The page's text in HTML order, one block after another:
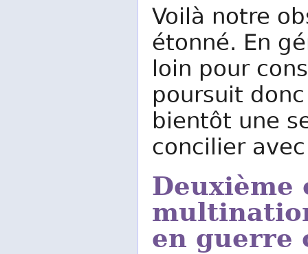
Voilà notre
étonné. En
loin pour
poursuit
bientôt une
concilier
Deuxième
en guerre